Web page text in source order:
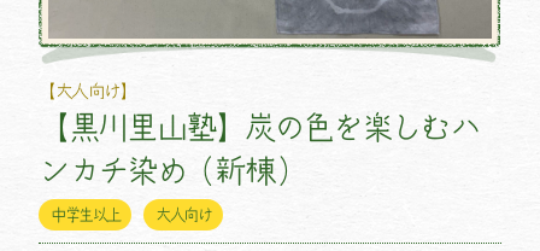
【大人向け】
【黒川里山塾】炭の色を楽しむハ
ンカチ染め（新棟）
中学生以上 大人向け